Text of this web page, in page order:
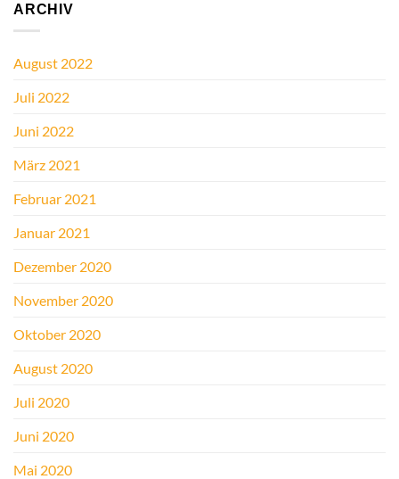
ARCHIV
August 2022
Juli 2022
Juni 2022
März 2021
Februar 2021
Januar 2021
Dezember 2020
November 2020
Oktober 2020
August 2020
Juli 2020
Juni 2020
Mai 2020